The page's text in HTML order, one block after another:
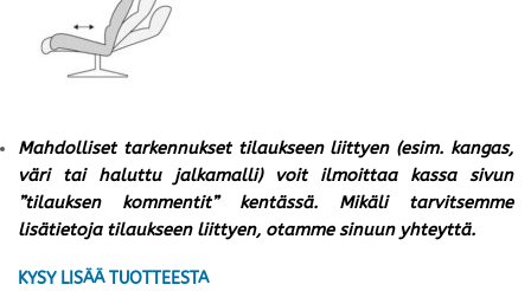
Mahdolliset tarkennukset tilaukseen liittyen (esim. kangas,
väri tai haluttu jalkamalli) voit ilmoittaa kassa sivun
”tilauksen kommentit” kentässä. Mikäli tarvitsemme
lisätietoja tilaukseen liittyen, otamme sinuun yhteyttä.
KYSY LISÄÄ TUOTTEESTA